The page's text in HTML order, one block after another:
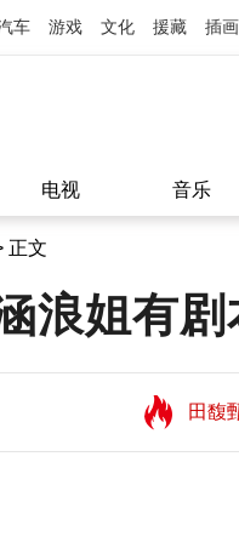
车 游戏 文化 援藏 插画
电视 音乐
正文
浪姐有
田馥
望
田馥